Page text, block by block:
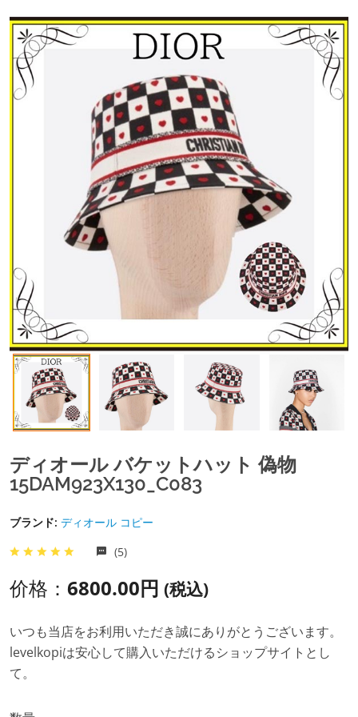
ディオール バケットハット 偽物
15DAM923X130_C083
ブランド: ディオール コピー
(5)
价格： 6800.00円 (税込)
いつも当店をお利用いただき誠にありがとうございます。
levelkopiは安心して購入いただけるショップサイトとし
て。